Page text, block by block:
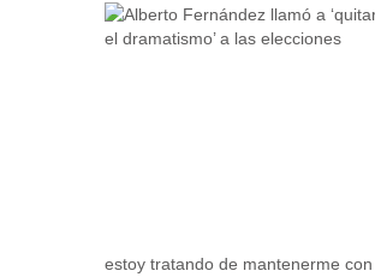
estoy tratando de mantenerme